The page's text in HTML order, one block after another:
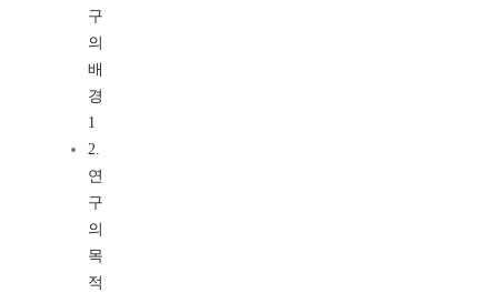
구
의
배
경
1
2.
연
구
의
목
적